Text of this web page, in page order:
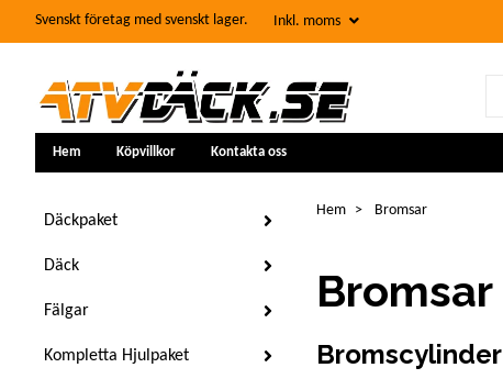
Svenskt företag med svenskt lager. Inkl. moms
Hem Köpvillkor Kontakta oss
Däckpaket
Däck
Fälgar
Kompletta Hjulpaket
Hem Bromsar
Bromsar
Bromscylinder